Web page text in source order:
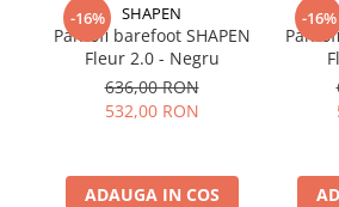
-16% SHAPEN
Pantofi barefoot SHAPEN
Fleur 2.0 - Negru
636,00 RON
532,00 RON
ADAUGA IN COS
-16%